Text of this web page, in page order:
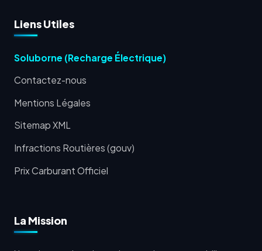
Liens Utiles
Soluborne (Recharge Électrique)
Contactez-nous
Mentions Légales
Sitemap XML
Infractions Routières (gouv)
Prix Carburant Officiel
La Mission